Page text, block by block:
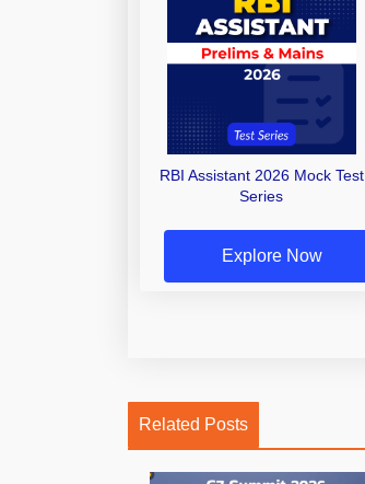
RBI Assistant 2026 Mock Test
Series
Explore Now
Related Posts